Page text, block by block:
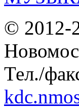
© 2012-
Тел./